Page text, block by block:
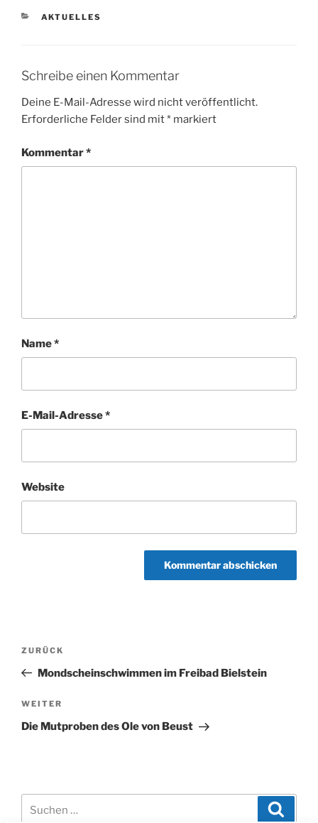
KATEGORIEN
AKTUELLES
Schreibe einen Kommentar
Deine E-Mail-Adresse wird nicht veröffentlicht.
Erforderliche Felder sind mit* markiert
Kommentar*
Name*
E-Mail-Adresse*
Website
Beitragsnavigation
Vorheriger
Beitrag
ZURÜCK
Mondscheinschwimmen im Freibad Bielstein
Nächster
Beitrag
WEITER
Die Mutproben des Ole von Beust
nach: